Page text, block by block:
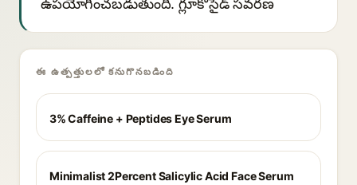
ఉపయోగించబడుతుంది. గ్లూకోసైడ్ సవరణ
ఈ ఉత్పత్తులలో కనుగొనబడింది
3% Caffeine + Peptides Eye Serum
Minimalist 2Percent Salicylic Acid Face Serum